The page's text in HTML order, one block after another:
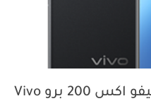
سعر ومواصفات هاتف فيفو اكس 200 برو Vivo